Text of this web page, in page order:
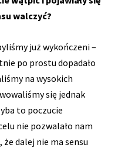
walczyć?
już wykończeni –
po prostu dopadało
na wysokich
się jednak
to poczucie
nie pozwalało nam
dalej nie ma sensu